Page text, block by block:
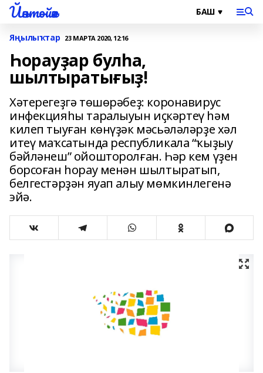
Йәнтөйәк
Яңылыҡтар 23 МАРТА 2020, 12:16
Һорауҙар булһа,
шылтыратығыҙ!
Хәтерегеҙгә төшөрәбеҙ: коронавирус
инфекцияһы таралыуын иҫкәртеү һәм
килеп тыуған көнүҙәк мәсьәләләрҙе хәл
итеү маҡсатында республикала “ҡыҙыу
бәйләнеш” ойошторолған. Һәр кем үҙен
борсоған һорау менән шылтыратып,
белгестәрҙән яуап алыу мөмкинлегенә
эйә.